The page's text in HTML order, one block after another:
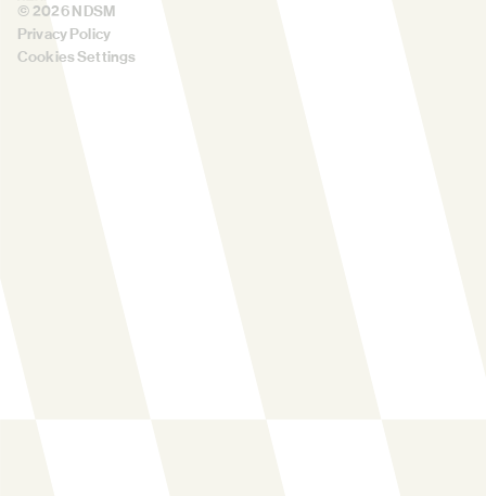
© 2026NDSM
Privacy Policy
Cookies Settings